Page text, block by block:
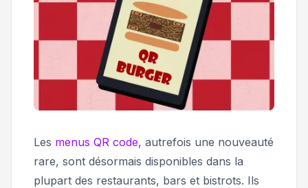
Les menus QR code, autrefois une nouveauté
rare, sont désormais disponibles dans la
plupart des restaurants, bars et bistrots. Ils